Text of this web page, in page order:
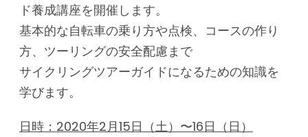
ド養成講座を開催します。
基本的な自転車の乗り方や点検、コースの作り
方、ツーリングの安全配慮まで
サイクリングツアーガイドになるための知識を
学びます。
日時： 2020年2月15日（土）〜16日（日）